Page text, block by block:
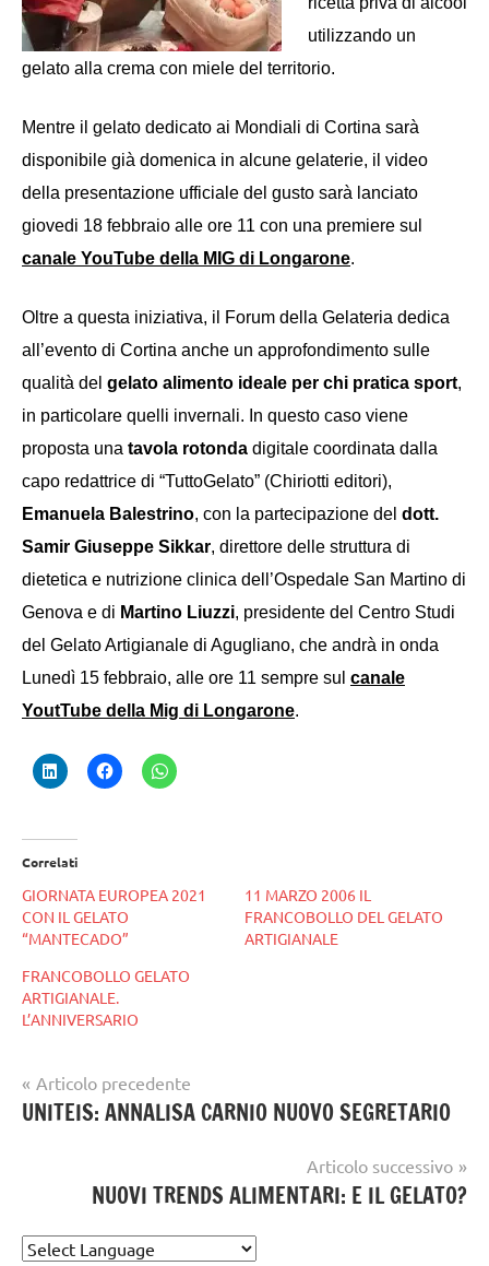
utilizzando un
gelato alla crema con miele del territorio.
Mentre il gelato dedicato ai Mondiali di Cortina sarà
disponibile già domenica in alcune gelaterie, il video
della presentazione ufficiale del gusto sarà lanciato
giovedi 18 febbraio alle ore 11 con una premiere sul
canale YouTube della MIG di Longarone.
Oltre a questa iniziativa, il Forum della Gelateria dedica
all’evento di Cortina anche un approfondimento sulle
qualità del gelato alimento ideale per chi pratica sport,
in particolare quelli invernali. In questo caso viene
proposta una tavola rotonda digitale coordinata dalla
capo redattrice di “TuttoGelato” (Chiriotti editori),
Emanuela Balestrino, con la partecipazione del dott.
Samir Giuseppe Sikkar, direttore delle struttura di
dietetica e nutrizione clinica dell’Ospedale San Martino di
Genova e di Martino Liuzzi, presidente del Centro Studi
del Gelato Artigianale di Agugliano, che andrà in onda
Lunedì 15 febbraio, alle ore 11 sempre sul canale
YoutTube della Mig di Longarone.
Correlati
GIORNATA EUROPEA 2021
CON IL GELATO
“MANTECADO”
11 MARZO 2006 IL
FRANCOBOLLO DEL GELATO
ARTIGIANALE
FRANCOBOLLO GELATO
ARTIGIANALE.
L’ANNIVERSARIO
gelato,
notizie
gelato
Navigazione
articoli
Articolo precedente
UNITEIS: ANNALISA CARNIO NUOVO SEGRETARIO
Articolo successivo
NUOVI TRENDS ALIMENTARI: E IL GELATO?